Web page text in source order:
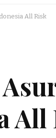
All Risk
All